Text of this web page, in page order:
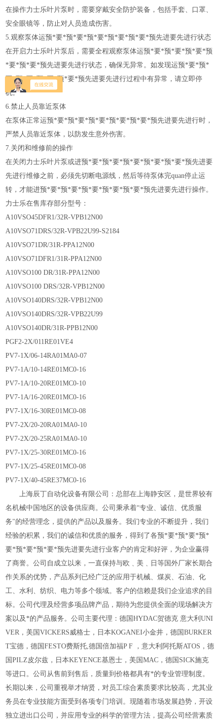
在操作力士乐叶片泵时，需要穿戴安全防护装备，包括手套、口罩、
安全眼镜等，防止对人员造成伤害。
5.观察泵体运预*要*预*要*预*要*预*要*预*要*预先进要先进行状态
在开启力士乐叶片泵后，需要全程观察泵体运预*要*预*要*预*要*预
*要*预*要*预先进要先进行状态，确保无异常。如发现运预*要*预*
要*预*要*预*要*预*要*预先进要先进行过程中有异常，请立即停
机。
6.禁止人员靠近泵体
在泵体正常运预*要*预*要*预*要*预*要*预*要*预先进要先进行时，
严禁人员靠近泵体，以防发生意外伤害。
7.关闭和维修前的操作
在关闭力士乐叶片泵或进预*要*预*要*预*要*预*要*预*要*预先进要
先进行维修之前，必须先切断电源线，然后等待泵体完quan停止运
转，才能进预*要*预*要*预*要*预*要*预*要*预先进要先进行操作。
力士乐在售库存部分型号：
A10VSO45DFR1/32R-VPB12N00
A10VSO71DRS/32R-VPB22U99-S2184
A10VSO71DR/31R-PPA12N00
A10VSO71DFR1/31R-PPA12N00
A10VSO100 DR/31R-PPA12N00
A10VSO100 DRS/32R-VPB12N00
A10VSO140DRS/32R-VPB12N00
A10VSO140DRS/32R-VPB22U99
A10VSO140DR/31R-PPB12N00
PGF2-2X/011RE01VE4
PV7-1X/06-14RA01MA0-07
PV7-1A/10-14RE01MC0-16
PV7-1A/10-20RE01MC0-10
PV7-1A/16-20RE01MC0-16
PV7-1X/16-30RE01MC0-08
PV7-2X/20-20RA01MA0-10
PV7-2X/20-25RA01MA0-10
PV7-1X/25-30RE01MC0-16
PV7-1X/25-45RE01MC0-08
PV7-1X/40-45RE37MC0-16
上海辰丁自动化设备有限公司：总部在上海静安区，是世界较有
名机械中国地区的设备供应商。公司秉承着“专业、诚信、优质服
务"的经营理念，提供的产品以及服务。我们专业的不断提升，我们
经验的积累，我们的诚信和优质的服务，得到 了各预*要*预*要*预*
要*预*要*预*要*预先进要先进行业客户的肯定和好评，为企业赢得
了商誉。公司自成立以来，一直保持与欧﹑美﹑日等国外厂家长期合
作关系的优势，产品系列已经广泛的应用于机械、煤炭、石油、化
工、水利、纺织、电力等多个领域。客户的信赖是我们企业追求的目
标。公司代理及经营多项品牌产品，期待为您提供全面的现场解决方
案以及*的产品服务。公司主要代理：德国HYDAC贺德克 意大利UNI
VER，美国VICKERS威格士，日本KOGANEI小金井，德国BURKER
T宝德，德国FESTO费斯托,德国倍加福P F ，意大利阿托斯ATOS，德
国PILZ皮尔兹，日本KEYENCE基恩士，美国MAC，德国SICK施克
等进口。公司从售前到售后，质量到价格都具有*的专业管理制度。
长期以来，公司重视举才纳贤，对员工综合素质要求比较高，尤其业
务员在专业技能方面受到各项专门培训。现随着市场发展趋势，开设
独立进出口公司，并应用专业的科学的管理方法，提高公司经营素质